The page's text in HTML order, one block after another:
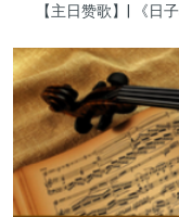
【主日赞歌】| 《日